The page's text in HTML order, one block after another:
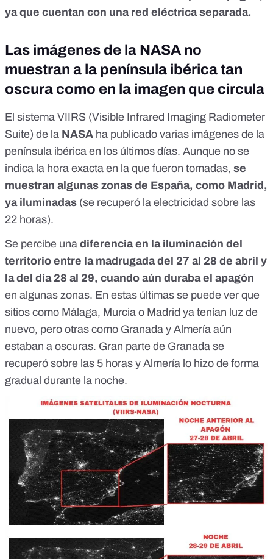
ya que cuentan con una red eléctrica separada.
Las imágenes de la NASA no
muestran a la península ibérica tan
oscura como en la imagen que circula
El sistema VIIRS (Visible Infrared Imaging Radiometer
Suite) de la NASA ha publicado varias imágenes de la
península ibérica en los últimos días. Aunque no se
indica la hora exacta en la que fueron tomadas, se
muestran algunas zonas de España, como Madrid,
ya iluminadas (se recuperó la electricidad sobre las
22 horas).
Se percibe una diferencia en la iluminación del
territorio entre la madrugada del 27 al 28 de abril y
la del día 28 al 29, cuando aún duraba el apagón
en algunas zonas. En estas últimas se puede ver que
sitios como Málaga, Murcia o Madrid ya tenían luz de
nuevo, pero otras como Granada y Almería aún
estaban a oscuras. Gran parte de Granada se
recuperó sobre las 5 horas y Almería lo hizo de forma
gradual durante la noche.